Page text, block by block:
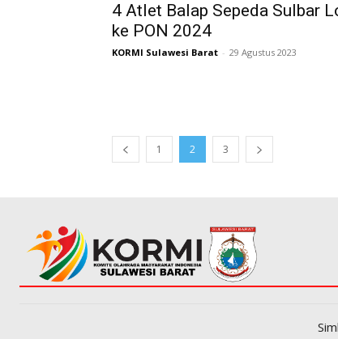
4 Atlet Balap Sepeda Sulbar
ke PON 2024
KORMI Sulawesi Barat - 29 Agustus 2023
1 2 3